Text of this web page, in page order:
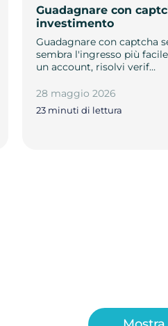
Guadagnare con
investimento
Guadagnare con captcha
sembra l'ingresso più
un account, risolvi verif…
28 maggio 2026
23 minuti di lettura